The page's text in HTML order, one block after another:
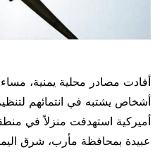
أفادت مصادر محلية يمنية، مساء
أشخاص يشتبه في انتمائهم
أميركية استهدفت منزلاً في
عبيدة بمحافظة مأرب، شرق